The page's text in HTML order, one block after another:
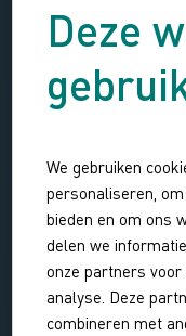
Deze
We gebruiken
personaliseren,
bieden en om ons
delen we
onze partners
analyse. Deze
combineren met